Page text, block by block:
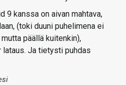
9 kanssa on aivan mahtava,
(toki duuni puhelimena ei
päällä kuitenkin),
Ja tietysti puhdas